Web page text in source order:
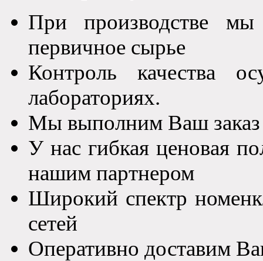
При производстве мы
первичное сырье
Контроль качества
лабораториях.
Мы выполним Ваш
У нас гибкая ценовая
нашим партнером
Широкий спектр
сетей
Оперативно доставим